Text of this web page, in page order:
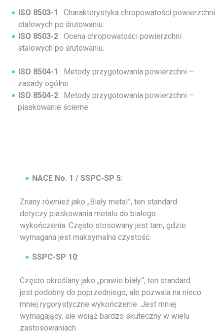
ISO 8503-1 : Charakterystyka chropowatości powierzchni
stalowych po śrutowaniu.
ISO 8503-2 : Ocena chropowatości powierzchni
stalowych po śrutowaniu.
ISO 8504-1 : Metody przygotowania powierzchni –
zasady ogólne.
ISO 8504-2 : Metody przygotowania powierzchni –
piaskowanie ścierne.
NACE No. 1 / SSPC-SP 5:
Znany również jako „Biały metal”, ten standard
dotyczy piaskowania metalu do białego
wykończenia. Często stosowany jest tam, gdzie
wymagana jest maksymalna czystość.
SSPC-SP 10:
Często określany jako „prawie biały”, ten standard
jest podobny do poprzedniego, ale pozwala na nieco
mniej rygorystyczne wykończenie. Jest mniej
wymagający, ale wciąż bardzo skuteczny w wielu
zastosowaniach.